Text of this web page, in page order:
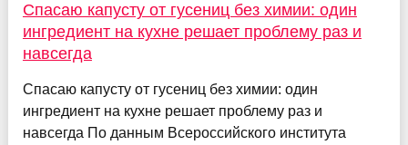
Спасаю капусту от гусениц без химии: один
ингредиент на кухне решает проблему раз и
навсегда
Спасаю капусту от гусениц без химии: один
ингредиент на кухне решает проблему раз и
навсегда По данным Всероссийского института